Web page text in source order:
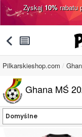
Zyskaj10%rabatu
󰅯 󰂩
Pilkarskieshop.com
Ghana MŚ